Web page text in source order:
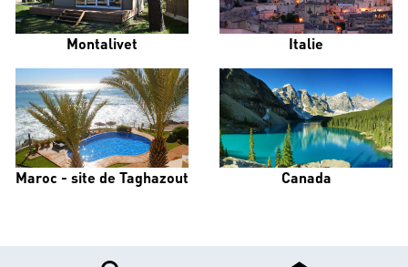
Montalivet Italie
Maroc - site de Taghazout Canada